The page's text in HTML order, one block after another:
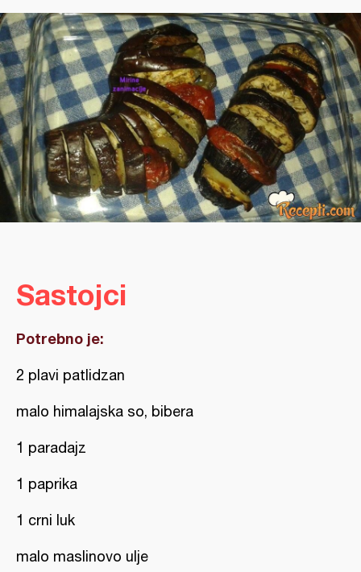
Sastojci
Potrebno je:
2 plavi patlidzan
malo himalajska so, bibera
1 paradajz
1 paprika
1 crni luk
malo maslinovo ulje